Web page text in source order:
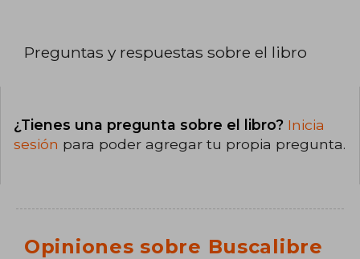
Preguntas y respuestas sobre el libro
¿Tienes una pregunta sobre el libro? Inicia
sesión para poder agregar tu propia pregunta.
Opiniones sobre Buscalibre